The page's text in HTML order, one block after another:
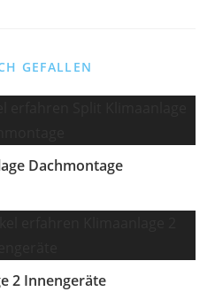
GEFALLEN
Dachmontage
2 Innengeräte